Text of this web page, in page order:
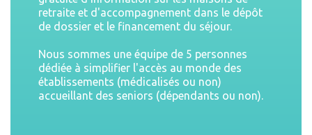
retraite et d'accompagnement dans le dépôt
de dossier et le financement du séjour.
Nous sommes une équipe de 5 personnes
dédiée à simplifier l'accès au monde des
établissements (médicalisés ou non)
accueillant des seniors (dépendants ou non).